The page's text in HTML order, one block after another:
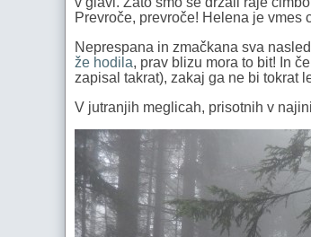
Prevroče, prevroče! Helena je vmes
Neprespana in zmačkana sva
že hodila, prav blizu mora to bit! In
zapisal takrat), zakaj ga ne bi tokrat
V jutranjih meglicah, prisotnih v